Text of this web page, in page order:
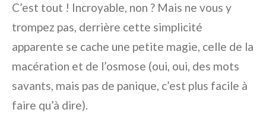
C’est tout ! Incroyable, non ? Mais ne vous y
trompez pas, derrière cette simplicité
apparente se cache une petite magie, celle de la
macération et de l’osmose (oui, oui, des mots
savants, mais pas de panique, c’est plus facile à
faire qu’à dire).